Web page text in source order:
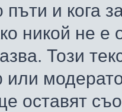
пъти и кога
никой не е
Този
или
оставят